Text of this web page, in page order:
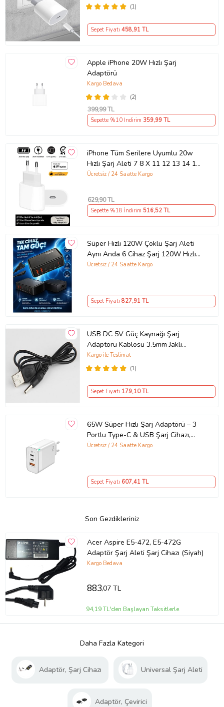
(1)
Sepet Fiyatı 458,91 TL
Apple iPhone 20W Hızlı Şarj
Adaptörü
(2)
Kargo Bedava
399,99 TL
Sepette %10 İndirim 359,99 TL
iPhone Tüm Serilere Uyumlu 20w
Hızlı Şarj Aleti 7 8 X 11 12 13 14 15
16 İçin Type-C Girişli Adaptör
Ücretsiz / 24 Saatte Kargo
629,90 TL
Sepette %18 İndirim 516,52 TL
Süper Hızlı 120W Çoklu Şarj Aleti
Aynı Anda 6 Cihaz Şarj 120W Hızlı
Şarj İstasyonu Çoklu USB & Type-C
Ücretsiz / 24 Saatte Kargo
Sepet Fiyatı 827,91 TL
USB DC 5V Güç Kaynağı Şarj
Adaptörü Kablosu 3.5mm Jaklı
MOSUNX Siyah
(1)
Kargo ile Teslimat
Sepet Fiyatı 179,10 TL
65W Süper Hızlı Şarj Adaptörü – 3
Portlu Type-C & USB Şarj Cihazı,
GaN Teknolojili 65W Hızlı Şarj Cihazı
Adaptörü – Type-C ve USB Çıkışlı,
Evrensel 65W Duvar Tipi Şarj
Ücretsiz / 24 Saatte Kargo
Sepet Fiyatı 607,41 TL
Son Gezdikleriniz
Acer Aspire E5-472, E5-472G
Adaptör Şarj Aleti Şarj Cihazı (Siyah)
Kargo Bedava
883,07 TL
94,19 TL'den Başlayan Taksitlerle
Daha Fazla Kategori
Adaptör, Şarj Cihazı Universal Şarj Aleti
Adaptör, Çevirici